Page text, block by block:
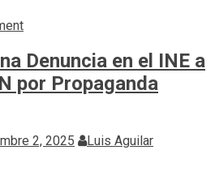
Denuncia en el INE a
por Propaganda
2, 2025 Luis Aguilar